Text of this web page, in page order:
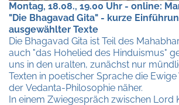
Montag, 18.08., 19.00 Uhr - online:
"Die Bhagavad Gita" - kurze
ausgewählter Texte
Die Bhagavad Gita ist Teil des
auch "das Hohelied des Hinduismus"
uns in den uralten, zunächst nur
Texten in poetischer Sprache die Ewige
der Vedanta-Philosophie näher.
In einem Zwiegespräch zwischen Lord